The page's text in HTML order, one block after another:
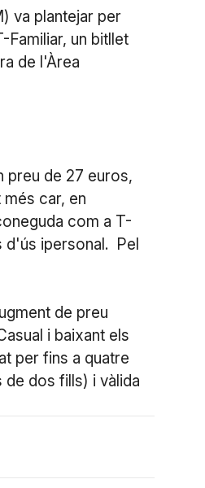
va plantejar per
Familiar, un bitllet
de l'Àrea
preu de 27 euros,
car, en
com a T-
d'ús ipersonal. Pel
de preu
i baixant els
per fins a quatre
dos fills) i vàlida